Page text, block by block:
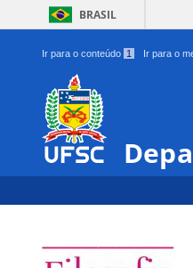
BRASIL
Ir para o conteúdo 1 Ir para o